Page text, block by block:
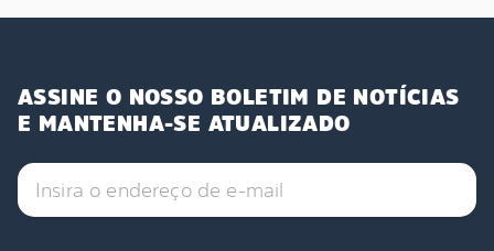
ASSINE O NOSSO BOLETIM DE NOTÍCIAS
E MANTENHA-SE ATUALIZADO